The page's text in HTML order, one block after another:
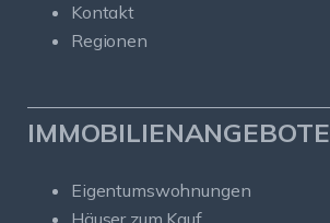
Kontakt
Regionen
IMMOBILIENANGEBOTE
Eigentumswohnungen
Häuser zum Kauf